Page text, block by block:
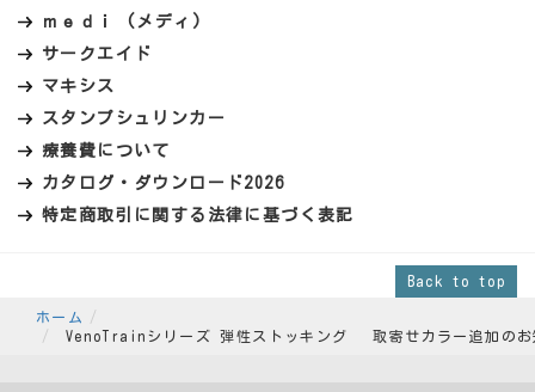
ｍｅｄｉ (メディ)
サークエイド
マキシス
スタンプシュリンカー
療養費について
カタログ・ダウンロード2026
特定商取引に関する法律に基づく表記
Back to top
ホーム
VenoTrainシリーズ 弾性ストッキング 取寄せカラー追加のお